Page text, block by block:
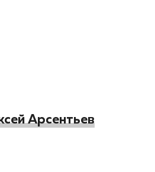
Арсентьев